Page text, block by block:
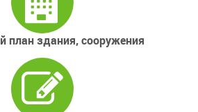
план здания, сооружения